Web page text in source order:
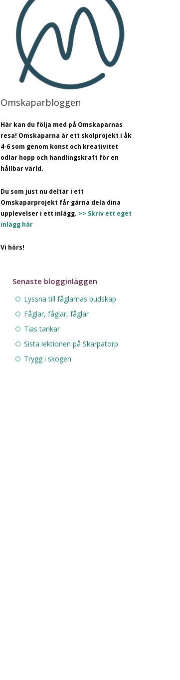
Omskaparbloggen
Här kan du följa med på Omskaparnas
resa! Omskaparna är ett skolprojekt i åk
4-6 som genom konst och kreativitet
odlar hopp och handlingskraft för en
hållbar värld.
Du som just nu deltar i ett
Omskaparprojekt får gärna dela dina
upplevelser i ett inlägg. >> Skriv ett eget
inlägg här
Vi hörs!
Senaste blogginläggen
Lyssna till fåglarnas budskap
Fåglar, fåglar, fåglar
Tias tankar
Sista lektionen på Skarpatorp
Trygg i skogen